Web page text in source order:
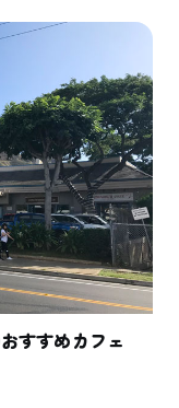
すすめカフェ